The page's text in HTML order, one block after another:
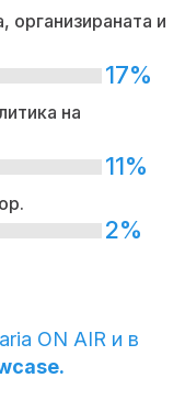
организираната и
17%
на
11%
2%
ON AIR и в